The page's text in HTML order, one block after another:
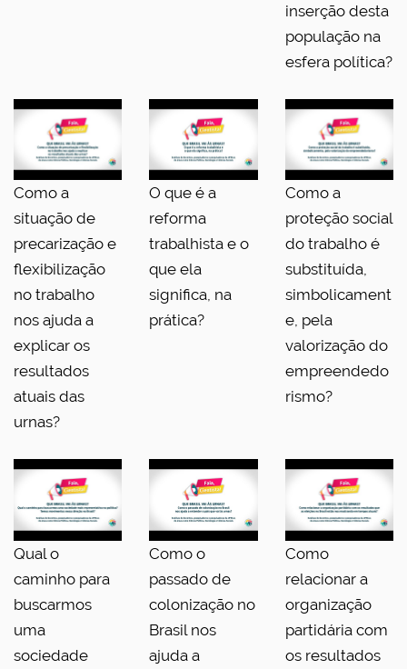
inserção desta
população na
esfera política?
Como a
situação de
precarização e
flexibilização
no trabalho
nos ajuda a
explicar os
resultados
atuais das
urnas?
O que é a
reforma
trabalhista e o
que ela
significa, na
prática?
Como a
proteção social
do trabalho é
substituída,
simbolicament
e, pela
valorização do
empreendedo
rismo?
Qual o
caminho para
buscarmos
uma
sociedade
Como o
passado de
colonização no
Brasil nos
ajuda a
Como
relacionar a
organização
partidária com
os resultados